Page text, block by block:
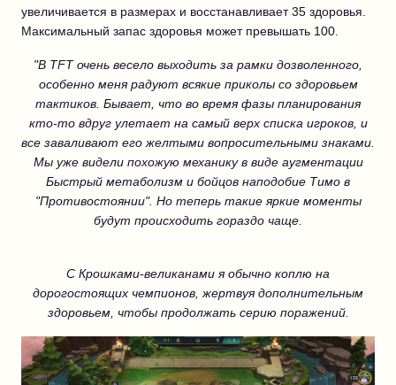
увеличивается в размерах и восстанавливает 35 здоровья.
Максимальный запас здоровья может превышать 100.
"В TFT очень весело выходить за рамки дозволенного,
особенно меня радуют всякие приколы со здоровьем
тактиков. Бывает, что во время фазы планирования
кто-то вдруг улетает на самый верх списка игроков, и
все заваливают его желтыми вопросительными знаками.
Мы уже видели похожую механику в виде аугментации
Быстрый метаболизм и бойцов наподобие Тимо в
"Противостоянии". Но теперь такие яркие моменты
будут происходить гораздо чаще.
С Крошками-великанами я обычно коплю на
дорогостоящих чемпионов, жертвуя дополнительным
здоровьем, чтобы продолжать серию поражений.